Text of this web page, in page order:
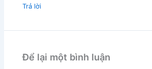
Trả lời
Để lại một bình luận